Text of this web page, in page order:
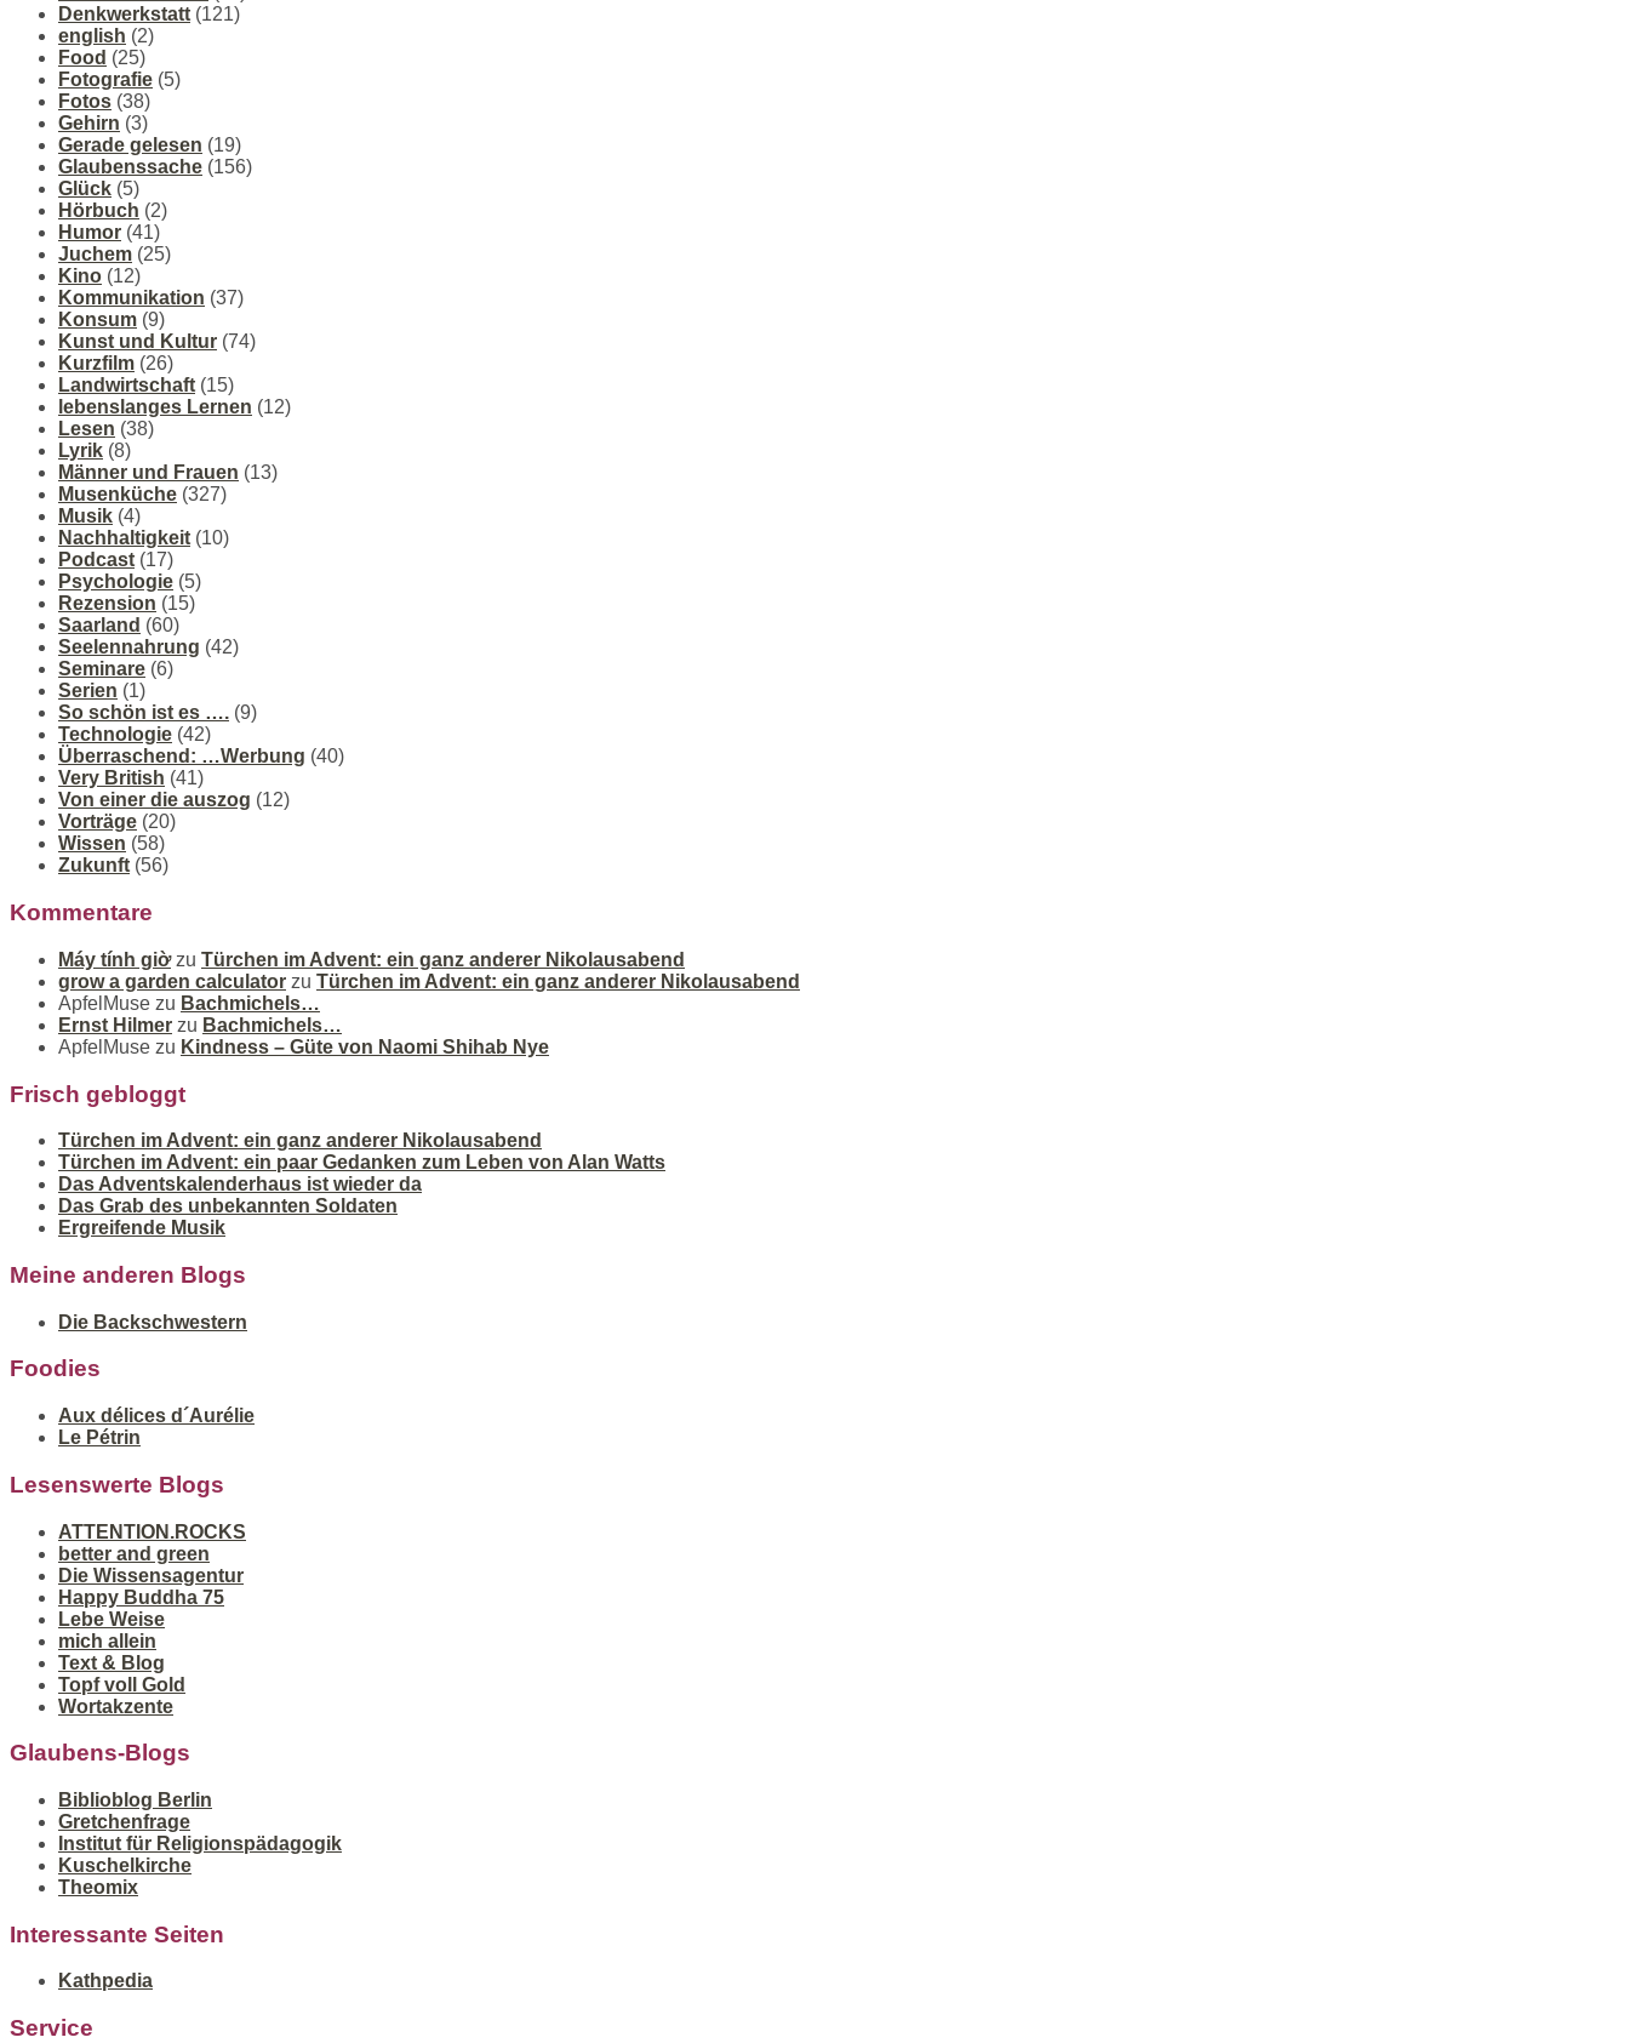
Denkwerkstatt (121)
english (2)
Food (25)
Fotografie (5)
Fotos (38)
Gehirn (3)
Gerade gelesen (19)
Glaubenssache (156)
Glück (5)
Hörbuch (2)
Humor (41)
Juchem (25)
Kino (12)
Kommunikation (37)
Konsum (9)
Kunst und Kultur (74)
Kurzfilm (26)
Landwirtschaft (15)
lebenslanges Lernen (12)
Lesen (38)
Lyrik (8)
Männer und Frauen (13)
Musenküche (327)
Musik (4)
Nachhaltigkeit (10)
Podcast (17)
Psychologie (5)
Rezension (15)
Saarland (60)
Seelennahrung (42)
Seminare (6)
Serien (1)
So schön ist es …. (9)
Technologie (42)
Überraschend: …Werbung (40)
Very British (41)
Von einer die auszog (12)
Vorträge (20)
Wissen (58)
Zukunft (56)
Kommentare
Máy tính giờzu Türchen im Advent: ein ganz anderer Nikolausabend
grow a garden calculator zu Türchen im Advent: ein ganz anderer Nikolausabend
ApfelMuse zu Bachmichels…
Ernst Hilmer zu Bachmichels…
ApfelMuse zu Kindness – Güte von Naomi Shihab Nye
Frisch gebloggt
Türchen im Advent: ein ganz anderer Nikolausabend
Türchen im Advent: ein paar Gedanken zum Leben von Alan Watts
Das Adventskalenderhaus ist wieder da
Das Grab des unbekannten Soldaten
Ergreifende Musik
Meine anderen Blogs
Die Backschwestern
Foodies
Aux délices d´Aurélie
Le Pétrin
Lesenswerte Blogs
ATTENTION.ROCKS
better and green
Die Wissensagentur
Happy Buddha 75
Lebe Weise
mich allein
Text & Blog
Topf voll Gold
Wortakzente
Glaubens-Blogs
Biblioblog Berlin
Gretchenfrage
Institut für Religionspädagogik
Kuschelkirche
Theomix
Interessante Seiten
Kathpedia
Service